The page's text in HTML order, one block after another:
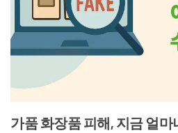
가품 화장품 피해, 지금 얼마